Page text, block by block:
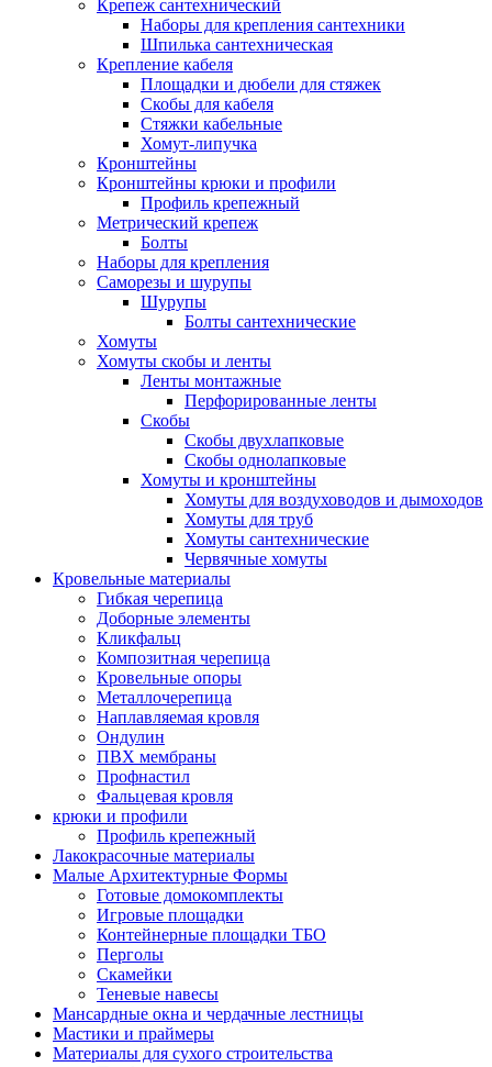
Крепеж сантехнический
Наборы для крепления сантехники
Шпилька сантехническая
Крепление кабеля
Площадки и дюбели для стяжек
Скобы для кабеля
Стяжки кабельные
Хомут-липучка
Кронштейны
Кронштейны крюки и профили
Профиль крепежный
Метрический крепеж
Болты
Наборы для крепления
Саморезы и шурупы
Шурупы
Болты сантехнические
Хомуты
Хомуты скобы и ленты
Ленты монтажные
Перфорированные ленты
Скобы
Скобы двухлапковые
Скобы однолапковые
Хомуты и кронштейны
Хомуты для воздуховодов и дымоходов
Хомуты для труб
Хомуты сантехнические
Червячные хомуты
Кровельные материалы
Гибкая черепица
Доборные элементы
Кликфальц
Композитная черепица
Кровельные опоры
Металлочерепица
Наплавляемая кровля
Ондулин
ПВХ мембраны
Профнастил
Фальцевая кровля
крюки и профили
Профиль крепежный
Лакокрасочные материалы
Малые Архитектурные Формы
Готовые домокомплекты
Игровые площадки
Контейнерные площадки ТБО
Перголы
Скамейки
Теневые навесы
Мансардные окна и чердачные лестницы
Мастики и праймеры
Материалы для сухого строительства